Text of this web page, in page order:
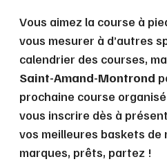
Vous aimez la course à
vous mesurer à d’autres
calendrier des courses,
Saint-Amand-Montrond
prochaine course
vous inscrire dès à
vos meilleures baskets de
marques, prêts, partez !